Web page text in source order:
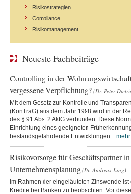
Risikostrategien
Compliance
Risikomanagement
Neueste Fachbeiträge
Controlling in der
vergessene Verpflichtung? (Dr. Peter
Mit dem Gesetz zur Kontrolle und
(KonTraG) aus dem Jahr 1998 wird in der
des § 91 Abs. 2 AktG verbunden. Diese
Einrichtung eines geeigneten
bestandsgefährdende Entwicklungen...
Risikovorsorge für Geschäftspartner
Unternehmensplanung (Dr. Andreas Jung)
Im Rahmen der eingeläuteten Zinswende
Kredite bei Banken zu beobachten. Vor